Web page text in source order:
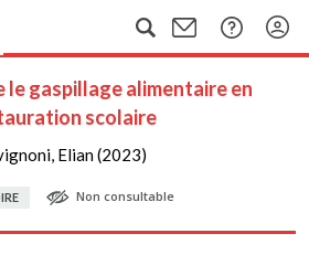
gaspillage alimentaire en
scolaire
Elian (2023)
Non consultable